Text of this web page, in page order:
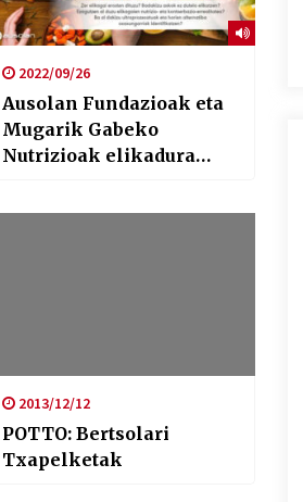
2022/09/26
Ausolan Fundazioak eta
Mugarik Gabeko
Nutrizioak elikadura
jasangarrirako
2013/12/12
POTTO: Bertsolari
Txapelketak